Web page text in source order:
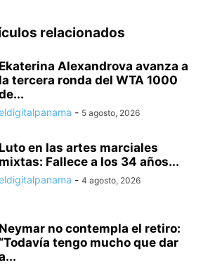
relacionados
Ekaterina Alexandrova avanza a
la tercera ronda del WTA 1000
- 5 agosto, 2026
Luto en las artes marciales
mixtas: Fallece a los 34 años...
- 4 agosto, 2026
Neymar no contempla el retiro:
“Todavía tengo mucho que dar